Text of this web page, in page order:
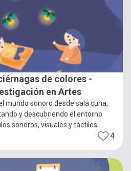
de colores -
en Artes
mundo sonoro desde sala cuna,
y descubriendo el entorno
sonoros, visuales y táctiles.
4